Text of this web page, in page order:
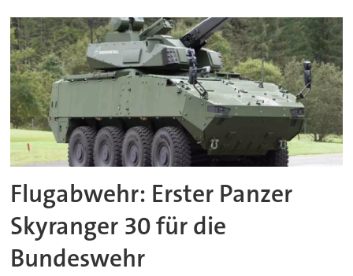
Flugabwehr: Erster Panzer
Skyranger 30 für die
Bundeswehr